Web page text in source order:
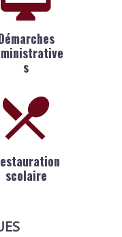
s
scolaire